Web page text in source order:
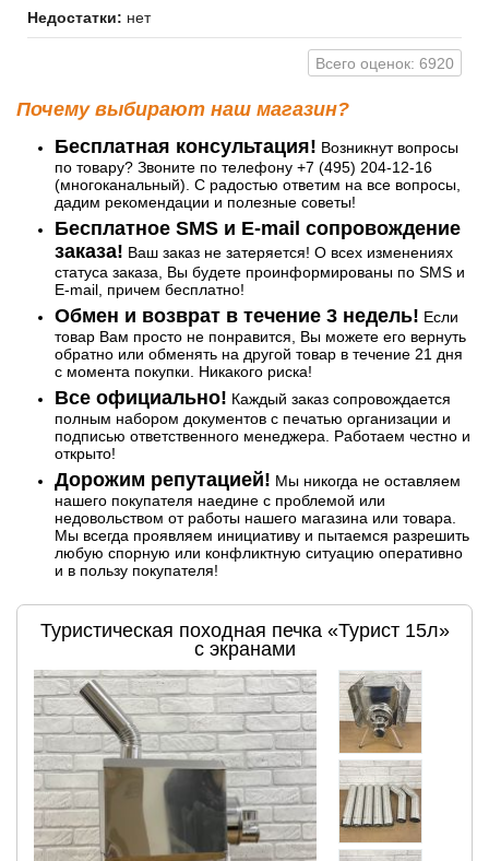
Недостатки: нет
Всего оценок: 6920
Почему выбирают наш магазин?
Бесплатная консультация! Возникнут вопросы
по товару? Звоните по телефону +7 (495) 204-12-16
(многоканальный). С радостью ответим на все вопросы,
дадим рекомендации и полезные советы!
Бесплатное SMS и E-mail сопровождение
заказа! Ваш заказ не затеряется! О всех изменениях
статуса заказа, Вы будете проинформированы по SMS и
E-mail, причем бесплатно!
Обмен и возврат в течение 3 недель! Если
товар Вам просто не понравится, Вы можете его вернуть
обратно или обменять на другой товар в течение 21 дня
с момента покупки. Никакого риска!
Все официально! Каждый заказ сопровождается
полным набором документов с печатью организации и
подписью ответственного менеджера. Работаем честно и
открыто!
Дорожим репутацией! Мы никогда не оставляем
нашего покупателя наедине с проблемой или
недовольством от работы нашего магазина или товара.
Мы всегда проявляем инициативу и пытаемся разрешить
любую спорную или конфликтную ситуацию оперативно
и в пользу покупателя!
Туристическая походная печка «Турист 15л»
с экранами